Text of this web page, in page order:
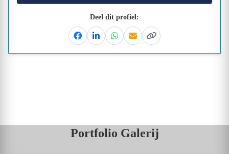
Deel dit profiel:
FacebookLinkedinWhatsapp
EmailKopieer link
Portfolio Galerij